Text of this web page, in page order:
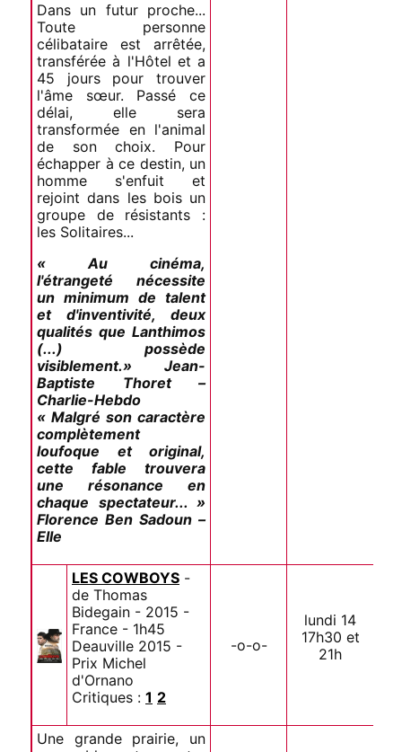
Dans un futur proche...
Toute personne
célibataire est arrêtée,
transférée à l'Hôtel et a
45 jours pour trouver
l'âme sœur. Passé ce
délai, elle sera
transformée en l'animal
de son choix. Pour
échapper à ce destin, un
homme s'enfuit et
rejoint dans les bois un
groupe de résistants :
les Solitaires...
« Au cinéma,
l'étrangeté nécessite
un minimum de talent
et d'inventivité, deux
qualités que Lanthimos
(...) possède
visiblement.» Jean-
Baptiste Thoret –
Charlie-Hebdo
« Malgré son caractère
complètement
loufoque et original,
cette fable trouvera
une résonance en
chaque spectateur... »
Florence Ben Sadoun –
Elle
LES COWBOYS -
de Thomas
Bidegain - 2015 -
France - 1h45
Deauville 2015 -
Prix Michel
d'Ornano
Critiques : 1 2
-o-o-
lundi 14
17h30 et
21h
Une grande prairie, un